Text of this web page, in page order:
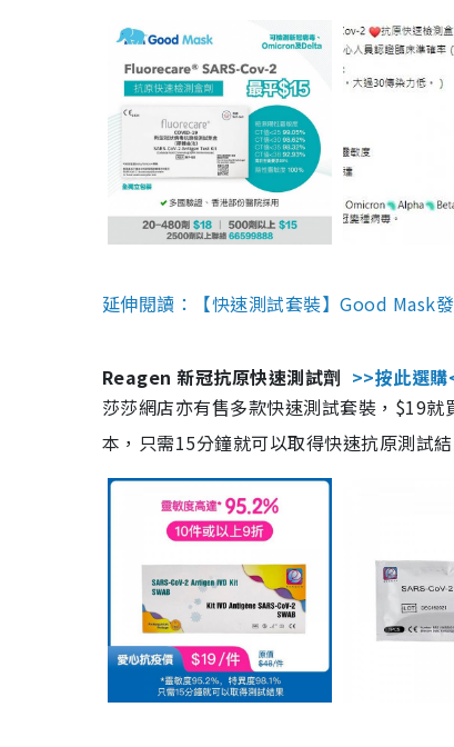
延伸閱讀：【快速測試套裝】Good Mask
Reagen 新冠抗原快速測試劑 >>按此選購
莎莎網店亦有售多款快速測試套裝，$19
本，只需15分鐘就可以取得快速抗原測試